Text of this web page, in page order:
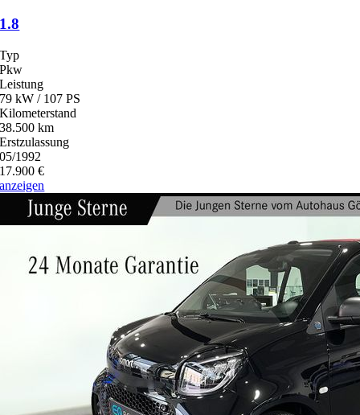
1.8
Typ
Pkw
Leistung
79 kW / 107 PS
Kilometerstand
38.500 km
Erstzulassung
05/1992
17.900 €
anzeigen